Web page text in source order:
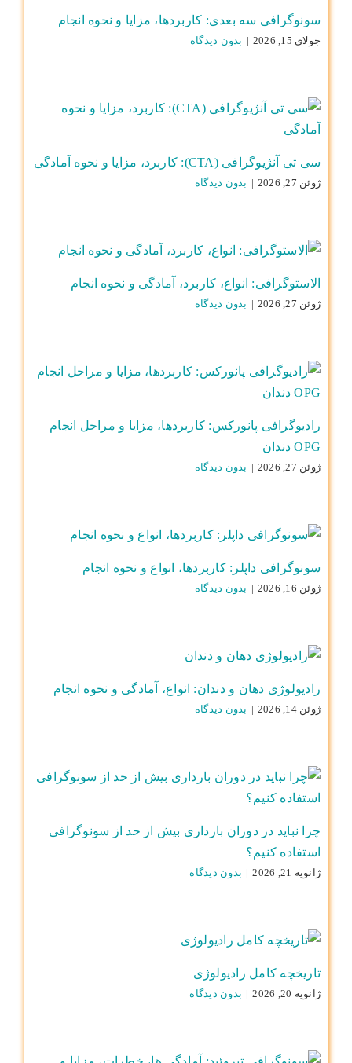
سونوگرافی سه بعدی: کاربردها، مزایا و نحوه انجام
جولای 15, 2026 | بدون ديدگاه
سی تی آنژیوگرافی (CTA): کاربرد، مزایا و نحوه آمادگی
ژوئن 27, 2026 | بدون ديدگاه
الاستوگرافی: انواع، کاربرد، آمادگی و نحوه انجام
ژوئن 27, 2026 | بدون ديدگاه
رادیوگرافی پانورکس: کاربردها، مزایا و مراحل انجام
OPG دندان
ژوئن 27, 2026 | بدون ديدگاه
سونوگرافی داپلر: کاربردها، انواع و نحوه انجام
ژوئن 16, 2026 | بدون ديدگاه
رادیولوژی دهان و دندان: انواع، آمادگی و نحوه انجام
ژوئن 14, 2026 | بدون ديدگاه
چرا نباید در دوران بارداری بیش از حد از سونوگرافی
استفاده کنیم؟
ژانویه 21, 2026 | بدون ديدگاه
تاریخچه کامل رادیولوژی
ژانویه 20, 2026 | بدون ديدگاه